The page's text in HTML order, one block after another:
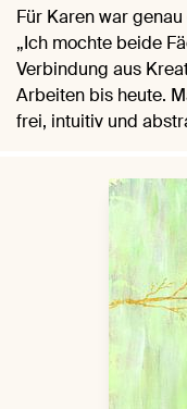
Für Karen war
„Ich mochte beide
Verbindung aus
Arbeiten bis heute.
frei, intuitiv und